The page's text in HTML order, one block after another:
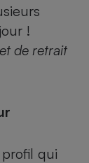
!
de retrait
qui